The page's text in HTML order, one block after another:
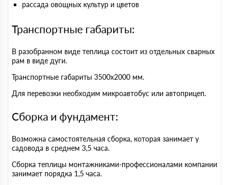
рассада овощных культур и цветов
Транспортные габариты:
В разобранном виде теплица состоит из отдельных сварных
рам в виде дуги.
Транспортные габариты 3500х2000 мм.
Для перевозки необходим микроавтобус или автоприцеп.
Сборка и фундамент:
Возможна самостоятельная сборка, которая занимает у
садовода в среднем 3,5 часа.
Сборка теплицы монтажниками-профессионалами компании
занимает порядка 1,5 часа.